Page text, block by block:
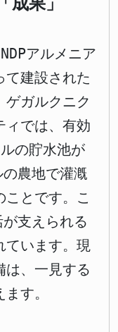
アルメニア
て建設された
ゲガルクニク
ィでは、有効
の貯水池が
農地で灌漑
とです。こ
支えられる
ています。現
は、一見する
す。